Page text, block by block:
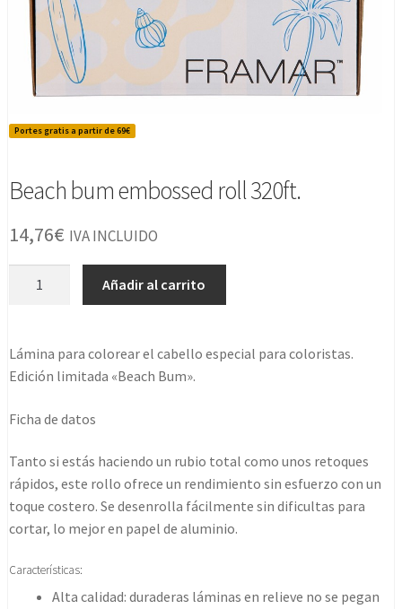
Portes gratis a partir de 69€
Beach bum embossed roll 320ft.
14,76€ IVA INCLUIDO
320ft.
cantidad
Añadir al carrito
Lámina para colorear el cabello especial para coloristas.
Edición limitada «Beach Bum».
Ficha de datos
Tanto si estás haciendo un rubio total como unos retoques
rápidos, este rollo ofrece un rendimiento sin esfuerzo con un
toque costero. Se desenrolla fácilmente sin dificultas para
cortar, lo mejor en papel de aluminio.
Características:
Alta calidad: duraderas láminas en relieve no se pegan